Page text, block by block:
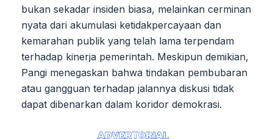
bukan sekadar insiden biasa, melainkan cerminan
nyata dari akumulasi ketidakpercayaan dan
kemarahan publik yang telah lama terpendam
terhadap kinerja pemerintah. Meskipun demikian,
Pangi menegaskan bahwa tindakan pembubaran
atau gangguan terhadap jalannya diskusi tidak
dapat dibenarkan dalam koridor demokrasi.